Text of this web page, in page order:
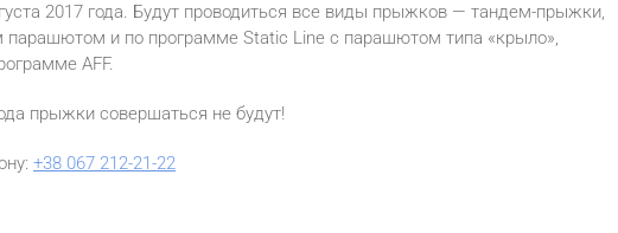
2017 года. Будут проводиться все виды прыжков — тандем-прыжки,
и по программе Static Line c парашютом типа «крыло»,
AFF.
прыжки совершаться не будут!
+38 067 212-21-22